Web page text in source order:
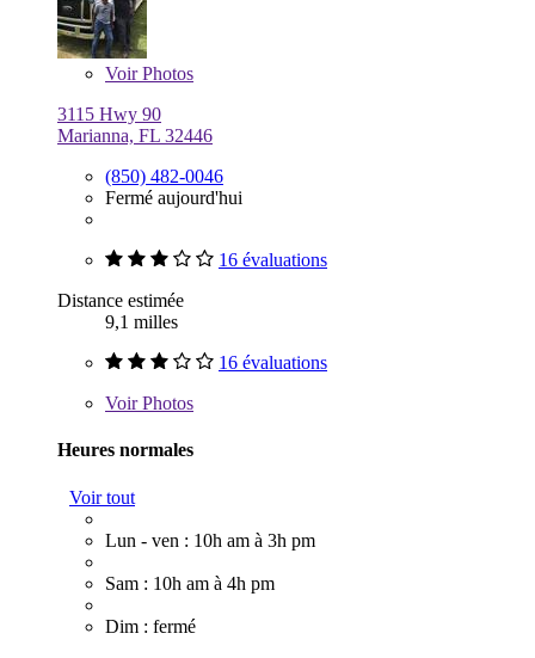
VoirPhotos
3115 Hwy 90
Marianna, FL 32446
(850) 482-0046
Fermé aujourd'hui
16 évaluations
Distance estimée
9,1 milles
16 évaluations
VoirPhotos
Heures normales
Voir tout
Lun - ven : 10h am à 3h pm
Sam : 10h am à 4h pm
Dim : fermé